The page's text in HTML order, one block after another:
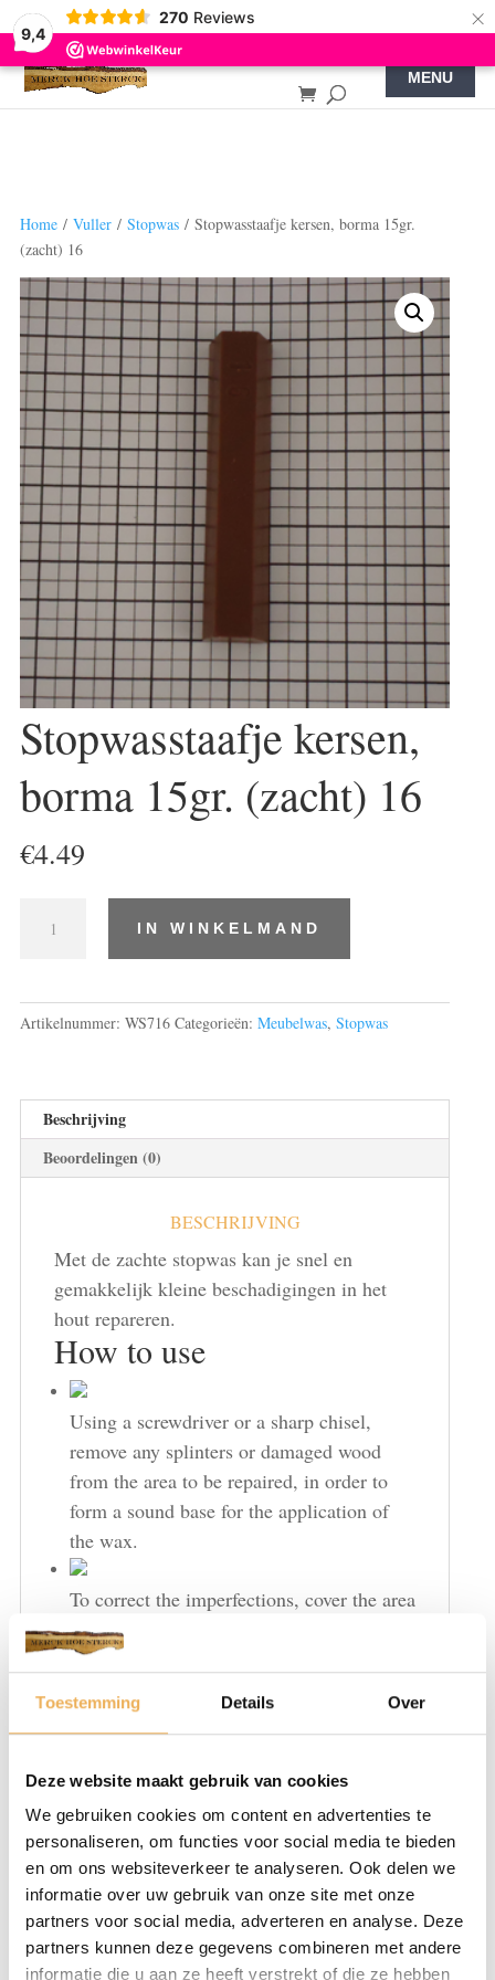
Toestemming Details Over
Deze website maakt gebruik van cookies
We gebruiken cookies om content en advertenties te
personaliseren, om functies voor social media te bieden
en om ons websiteverkeer te analyseren. Ook delen we
informatie over uw gebruik van onze site met onze
partners voor social media, adverteren en analyse. Deze
partners kunnen deze gegevens combineren met andere
informatie die u aan ze heeft verstrekt of die ze hebben
9,4
270 Reviews ×
Home/ Vuller/ Stopwas/ Stopwasstaafje kersen, borma 15gr.
(zacht) 16
Stopwasstaafje kersen,
borma 15gr. (zacht) 16
€4.49
kersen,
IN WINKELMAND
Artikelnummer: WS716 Categorieën: Meubelwas, Stopwas
Beschrijving
Beoordelingen (0)
BESCHRIJVING
Met de zachte stopwas kan je snel en
gemakkelijk kleine beschadigingen in het
hout repareren.
How to use
Using a screwdriver or a sharp chisel,
remove any splinters or damaged wood
from the area to be repaired, in order to
form a sound base for the application of
the wax.
To correct the imperfections, cover the area
with the product. To refill small chips,
press the product directly in the hole, with
off. In case of particularly grained surfaces
applying over with a spatula.
Once finished the filling stage, reclean the
wood of grease or surplus filler, using steel
wool”000″ or “0000” to get the furniture
polished evenly.